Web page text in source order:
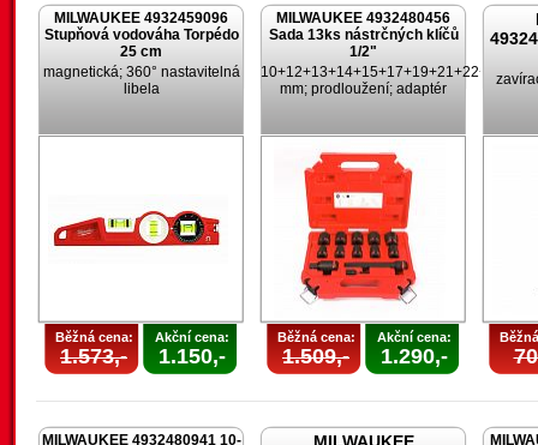
MILWAUKEE 4932459096
Stupňová vodováha Torpédo
25 cm
magnetická; 360° nastavitelná
libela
Běžná cena:
1.573,-
Akční cena:
1.150,-
MILWAUKEE 4932480456
Sada 13ks nástrčných klíčů
1/2"
10+12+13+14+15+17+19+21+22+24
mm; prodloužení; adaptér
Běžná cena:
1.509,-
Akční cena:
1.290,-
MILWAUKEE 4932480941 10-